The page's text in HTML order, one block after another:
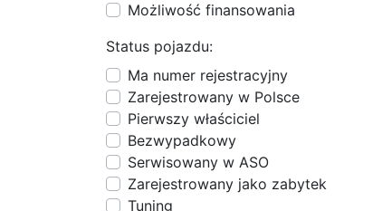
Możliwość finansowania
Status pojazdu:
Ma numer rejestracyjny
Zarejestrowany w Polsce
Pierwszy właściciel
Bezwypadkowy
Serwisowany w ASO
Zarejestrowany jako zabytek
Tuning